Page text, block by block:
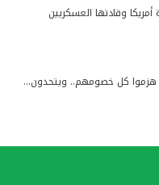
وقادتها العسكريين
هزموا كل خصومهم.. ويتحدون…